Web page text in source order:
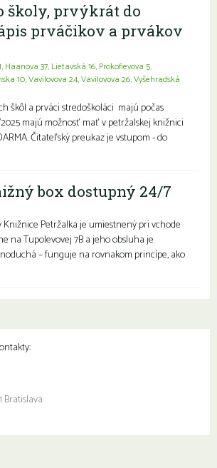
školy, prvýkrát do
prváčikov a prvákov
, Haanova 37, Lietavská 16, Prokofievova 5,
10,Vavilovova 24,Vavilovova 26,Vyšehradská
škôl a prváci stredoškoláci majú počas
majú možnosť mať v petržalskej knižnici
Čitateľský preukaz je vstupom - do
box dostupný 24/7
Petržalka je umiestnený pri vchode
na Tupolevovej 7B a jeho obsluha je
– funguje na rovnakom princípe, ako
Bratislava